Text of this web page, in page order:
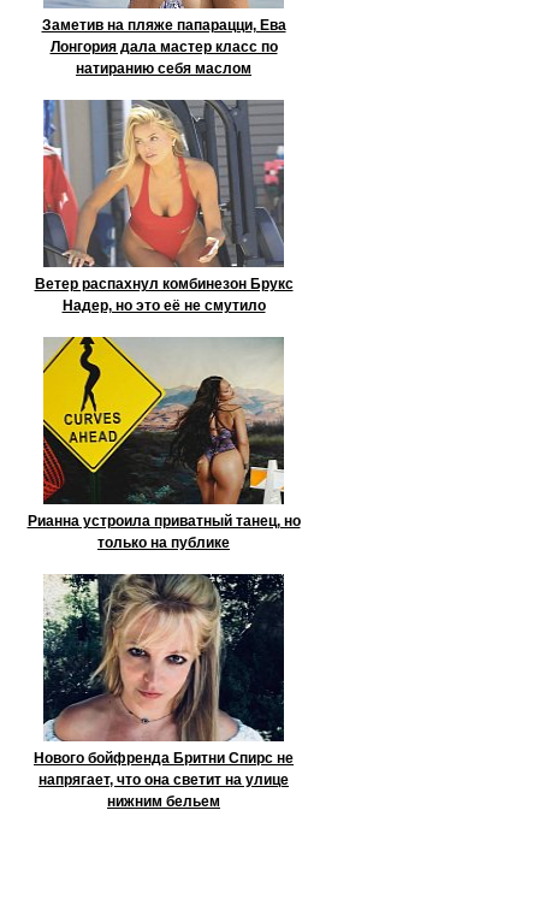
Заметив на пляже папарацци, Ева
Лонгория дала мастер класс по
натиранию себя маслом
Ветер распахнул комбинезон Брукс
Надер, но это её не смутило
Рианна устроила приватный танец, но
только на публике
Нового бойфренда Бритни Спирс не
напрягает, что она светит на улице
нижним бельем